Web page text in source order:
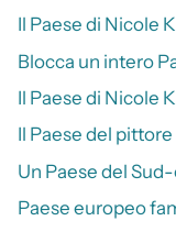
Il Paese di Nicole
Blocca un intero
Il Paese di Nicole
Il Paese del
Un Paese del
Paese europeo